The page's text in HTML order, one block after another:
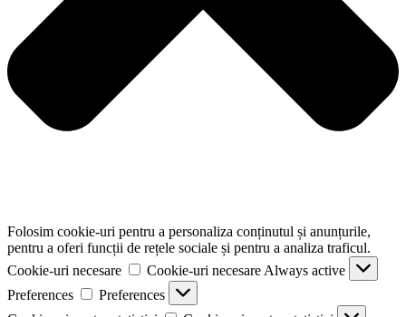
Folosim cookie-uri pentru a personaliza conținutul și anunțurile,
pentru a oferi funcții de rețele sociale și pentru a analiza traficul.
Cookie-uri necesare
Cookie-uri necesare Always active
Preferences
Preferences